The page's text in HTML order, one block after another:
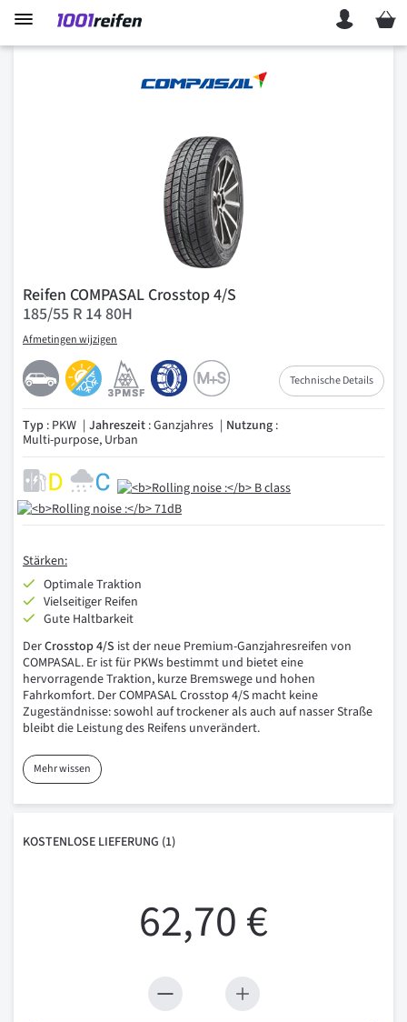
Mein
Reifen COMPASAL Crosstop 4/S
185/55 R 14 80H
Afmetingen wijzigen
Technische Details
Typ : PKW Jahreszeit : Ganzjahres Nutzung :
Multi-purpose, Urban
Stärken:
Optimale Traktion
Vielseitiger Reifen
Gute Haltbarkeit
DerCrosstop 4/S ist der neue Premium-Ganzjahresreifen von
COMPASAL. Er ist für PKWs bestimmt und bietet eine
hervorragende Traktion, kurze Bremswege und hohen
Fahrkomfort. Der COMPASAL Crosstop 4/S macht keine
Zugeständnisse: sowohl auf trockener als auch auf nasser Straße
bleibt die Leistung des Reifens unverändert.
Mehr wissen
KOSTENLOSE LIEFERUNG (1)
62,70 €